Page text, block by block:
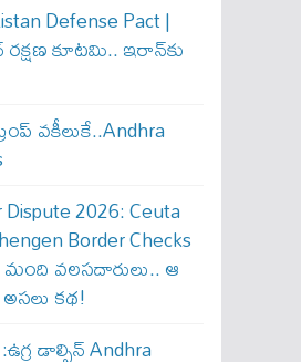
Defense Pact |
కూటమి.. ఇరాన్‌కు
వ‌కీలుకే..Andhra
2026: Ceuta
Border Checks
మంది వలసదారులు.. ఆ
కథ!
డాల్ఫిన్ Andhra